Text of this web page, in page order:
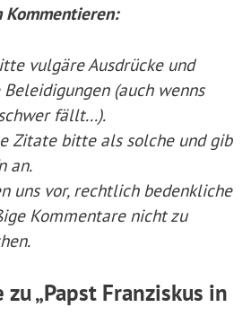
vulgäre Ausdrücke und
(auch wenns
fällt...).
Zitatebitte als solche und gib
an.
uns vor, rechtlich bedenkliche
Kommentare nicht zu
„Papst Franziskus in